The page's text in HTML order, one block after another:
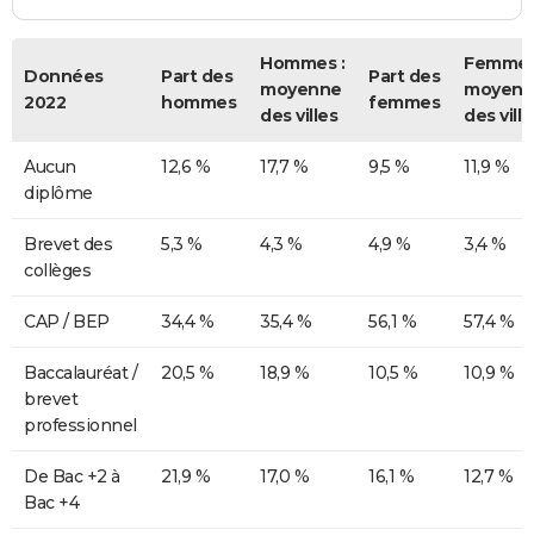
Données
2022
Part des
hommes
Hommes :
moyenne
des villes
Part des
femmes
des
Aucun
diplôme
12,6 % 17,7 % 9,5 % 11,9 %
Brevet des
collèges
5,3 % 4,3 % 4,9 % 3,4 %
CAP / BEP 34,4 % 35,4 % 56,1 % 57,4 %
Baccalauréat /
brevet
professionnel
20,5 % 18,9 % 10,5 % 10,9 %
De Bac +2 à
Bac +4
21,9 % 17,0 % 16,1 % 12,7 %